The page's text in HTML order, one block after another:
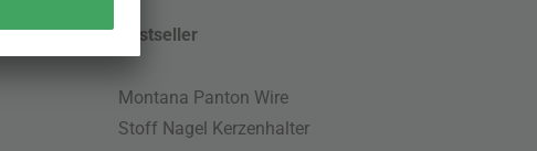
Bestseller
Montana Panton Wire
Stoff Nagel Kerzenhalter